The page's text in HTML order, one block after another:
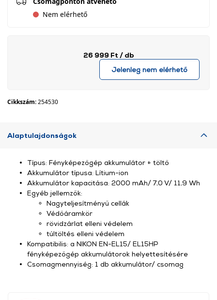
Nem elérhető
26 999 Ft / db
Jelenleg nem elérhető
Cikkszám:254530
Alaptulajdonságok
Típus: Fényképezőgép akkumulátor + töltő
Akkumulátor típusa: Lítium-ion
Akkumulátor kapacitása: 2000 mAh/ 7,0 V/ 11,9 Wh
Egyéb jellemzők:
Nagyteljesítményű cellák
Védőáramkör
rövidzárlat elleni védelem
túltöltés elleni védelem
Kompatibilis: a NIKON EN-EL15/ EL15HP
fényképezőgép akkumulátorok helyettesítésére
Csomagmennyiség: 1 db akkumulátor/ csomag